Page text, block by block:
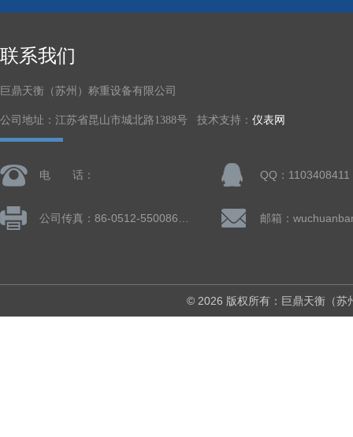
联系我们
巨鼎天衡（苏州）称重设备有限公司
公司地址：江苏省昆山市城北路1388号 技术支持： 仪表网
电 话： QQ：1103408411
© 2026 版权所有：巨鼎天衡（